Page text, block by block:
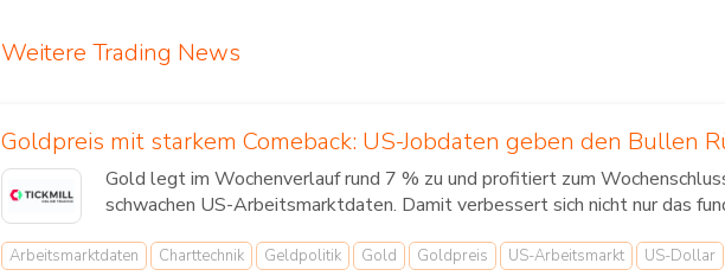
Weitere Trading News
Goldpreis mit starkem Comeback: US-Jobdaten geben den Bullen
Gold legt im Wochenverlauf rund 7 % zu und profitiert zum
schwachen US-Arbeitsmarktdaten. Damit verbessert sich nicht nur das
Arbeitsmarktdaten Charttechnik Geldpolitik Gold Goldpreis US-Arbeitsmarkt US-Dollar